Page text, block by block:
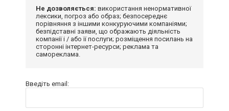
Не дозволяється: використання ненормативної
лексики, погроз або образ; безпосереднє
порівняння з іншими конкуруючими компаніями;
безпідставні заяви, що ображають діяльність
компанії і / або її послуги; розміщення посилань на
сторонні інтернет-ресурси; реклама та
самореклама.
Введіть email: